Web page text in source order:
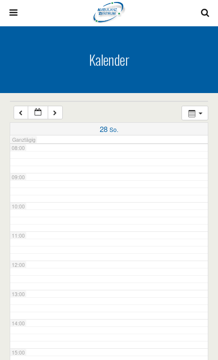
Kalender
28 So.
Ganztägig
07:00
08:00
09:00
10:00
11:00
12:00
13:00
14:00
15:00